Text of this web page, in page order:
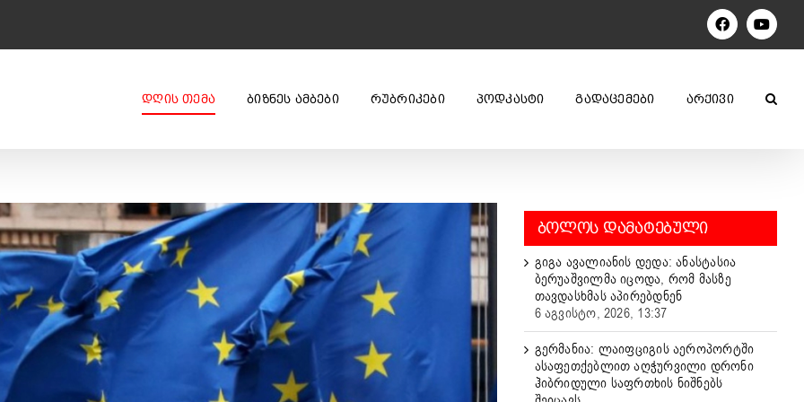
Facebook
ᲓᲦᲘᲡ ᲗᲔᲛᲐ ᲑᲘᲖᲜᲔᲡ ᲐᲛᲑᲔᲑᲘ ᲠᲣᲑᲠᲘᲙᲔᲑᲘ ᲞᲝᲓᲙᲐᲡᲢᲘ ᲒᲐᲓᲐᲪᲔᲛᲔᲑᲘ ᲐᲠᲥᲘᲕᲘ
ᲑᲝᲚᲝᲡ ᲓᲐᲛᲐᲢᲔᲑᲣᲚᲘ
გიგა ავალიანის დედა: ანასტასია
ბერუაშვილმა იცოდა, რომ მასზე
თავდასხმას აპირებდნენ
6 აგვისტო, 2026, 13:37
გერმანია: ლაიფციგის აეროპორტში
ასაფეთქებლით აღჭურვილი დრონი
ჰიბრიდული საფრთხის ნიშნებს